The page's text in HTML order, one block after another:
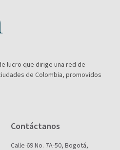
lucro que dirige una red de
de Colombia, promovidos
Contáctanos
Calle 69 No. 7A-50, Bogotá,